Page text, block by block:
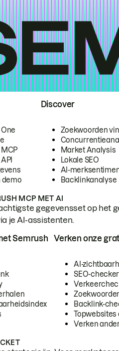
demo
Discover
Zoekwoorden
Market Analysis
Lokale SEO
AI-
Backlinkanalyse
MCP MET AI
gegevensset op het
je AI-assistenten.
Semrush Verken onze
AI-
SEO-checker
Backlink-
Topwebsites
Verken